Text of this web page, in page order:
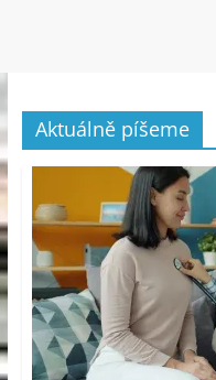
Aktuálně píšeme